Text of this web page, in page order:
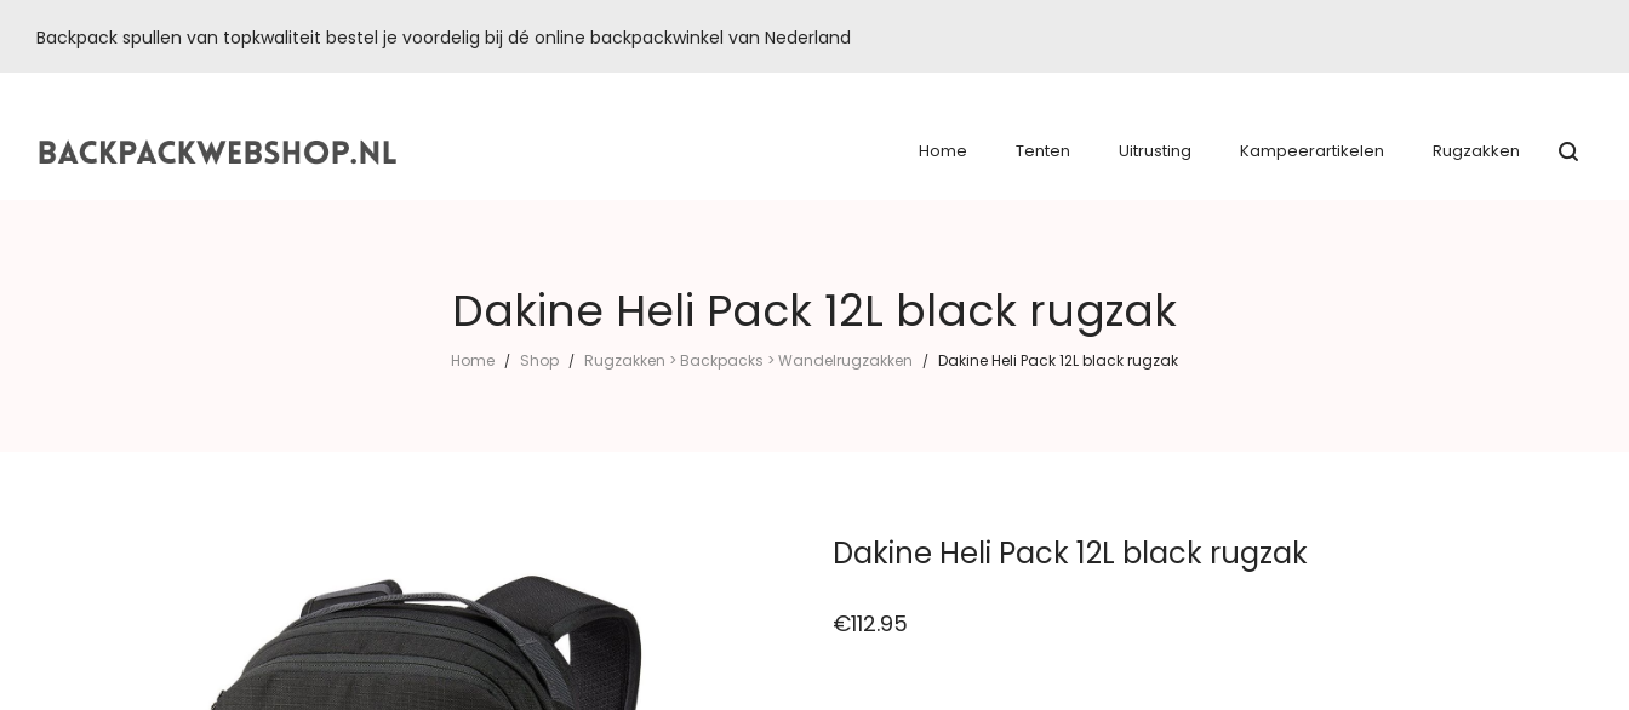
Backpack spullen van topkwaliteit bestel je voordelig bij dé online backpackwinkel van Nederland
Home Tenten Uitrusting Kampeerartikelen Rugzakken
Dakine Heli Pack 12L black rugzak
Home / Shop / Rugzakken > Backpacks > Wandelrugzakken / Dakine Heli Pack 12L black rugzak
Dakine Heli Pack 12L black rugzak
€112.95